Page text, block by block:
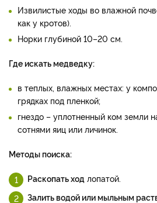
Извилистые ходы во влажной
как у кротов).
Норки глубиной 10–20 см.
Где искать медведку:
в теплых, влажных местах: у
грядках под пленкой;
гнездо – уплотненный ком земли
сотнями яиц или личинок.
Методы поиска:
Раскопать ход лопатой.
Залить водой или мыльным